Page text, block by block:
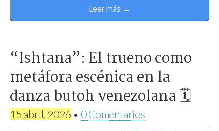
Leer más →
“Ishtana”: El trueno como
metáfora escénica en la
danza butoh venezolana 🗓
15 abril, 2026 • 0 Comentarios